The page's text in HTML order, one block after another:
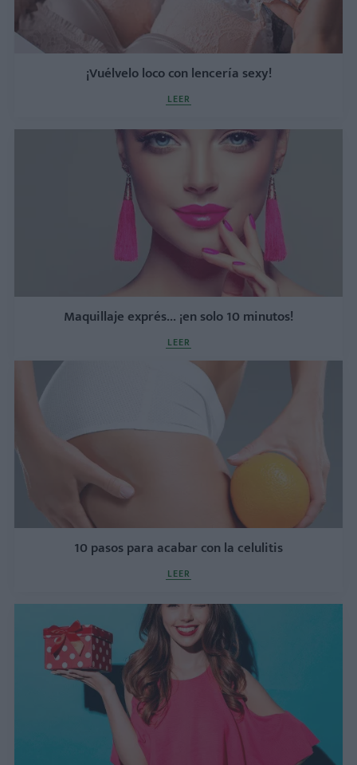
¡Vuélvelo loco con lencería sexy!
LEER
Maquillaje exprés... ¡en solo 10 minutos!
LEER
10 pasos para acabar con la celulitis
LEER